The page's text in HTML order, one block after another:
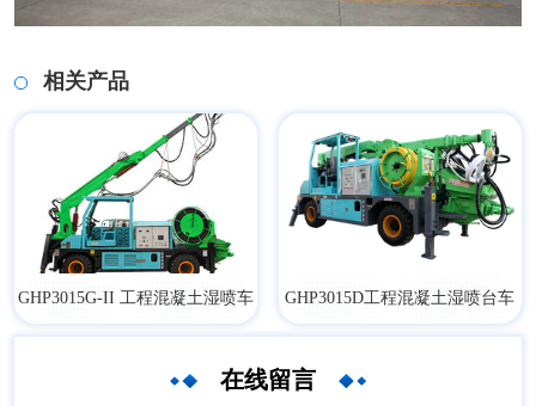
相关产品
GHP3015G-II 工程混凝土湿喷车 ​GHP3015D工程混凝土湿喷台车
在线留言